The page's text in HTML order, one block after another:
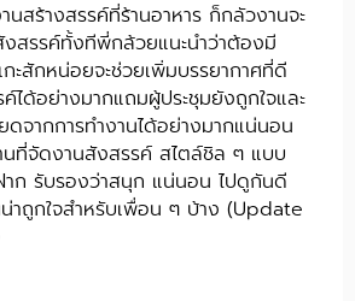
นสร้างสรรค์ที่ร้านอาหาร ก็กลัวงานจะ
งสรรค์ทั้งทีพี่กล้วยแนะนำว่าต้องมี
กะสักหน่อยจะช่วยเพิ่มบรรยากาศที่ดี
ได้อย่างมากแถมผู้ประชุมยังถูกใจและ
ดจากการทำงานได้อย่างมากแน่นอน
ที่จัดงานสังสรรค์ สไตล์ชิล ๆ แบบ
ฝาก รับรองว่าสนุก แน่นอน ไปดูกันดี
น่าถูกใจสำหรับเพื่อน ๆ บ้าง (Update